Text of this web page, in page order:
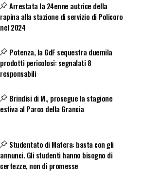
Arrestata la 24enne autrice della
rapina alla stazione di servizio di Policoro
nel 2024
Potenza, la GdF sequestra duemila
prodotti pericolosi: segnalati 8
responsabili
Brindisi di M., prosegue la stagione
estiva al Parco della Grancia
Studentato di Matera: basta con gli
annunci. Gli studenti hanno bisogno di
certezze, non di promesse